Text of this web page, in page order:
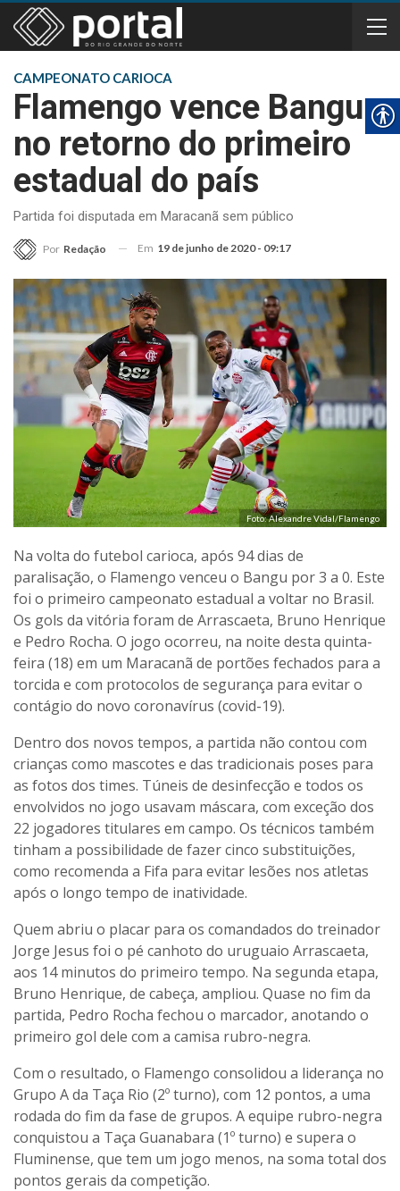
CAMPEONATO CARIOCA
Flamengo vence Bangu
no retorno do primeiro
estadual do país
Partida foi disputada em Maracanã sem público
Por Redação Em 19 de junho de 2020 - 09:17
Foto: Alexandre Vidal/Flamengo
Na volta do futebol carioca, após 94 dias de
paralisação, o Flamengo venceu o Bangu por 3 a 0. Este
foi o primeiro campeonato estadual a voltar no Brasil.
Os gols da vitória foram de Arrascaeta, Bruno Henrique
e Pedro Rocha. O jogo ocorreu, na noite desta quinta-
feira (18) em um Maracanã de portões fechados para a
torcida e com protocolos de segurança para evitar o
contágio do novo coronavírus (covid-19).
Dentro dos novos tempos, a partida não contou com
crianças como mascotes e das tradicionais poses para
as fotos dos times. Túneis de desinfecção e todos os
envolvidos no jogo usavam máscara, com exceção dos
22 jogadores titulares em campo. Os técnicos também
tinham a possibilidade de fazer cinco substituições,
como recomenda a Fifa para evitar lesões nos atletas
após o longo tempo de inatividade.
Quem abriu o placar para os comandados do treinador
Jorge Jesus foi o pé canhoto do uruguaio Arrascaeta,
aos 14 minutos do primeiro tempo. Na segunda etapa,
Bruno Henrique, de cabeça, ampliou. Quase no fim da
partida, Pedro Rocha fechou o marcador, anotando o
primeiro gol dele com a camisa rubro-negra.
Com o resultado, o Flamengo consolidou a liderança no
Grupo A da Taça Rio (2º turno), com 12 pontos, a uma
rodada do fim da fase de grupos. A equipe rubro-negra
conquistou a Taça Guanabara (1º turno) e supera o
Fluminense, que tem um jogo menos, na soma total dos
pontos gerais da competição.